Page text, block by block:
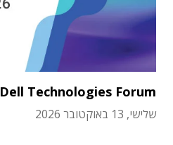
Dell Technologies Forum
שלישי, 13 באוקטובר 2026